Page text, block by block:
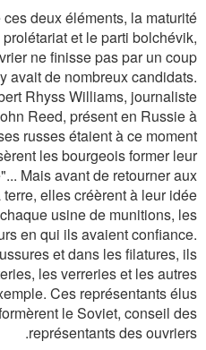
deux éléments, la maturité
et le parti bolchévik,
ne finisse pas par un coup
avait de nombreux candidats.
Rhyss Williams, journaliste
Reed, présent en Russie à
russes étaient à ce moment
les bourgeois former leur
Mais avant de retourner aux
elles créèrent à leur idée
usine de munitions, les
en qui ils avaient confiance.
et dans les filatures, ils
les verreries et les autres
Ces représentants élus
le Soviet, conseil des
représentants des ouvriers.